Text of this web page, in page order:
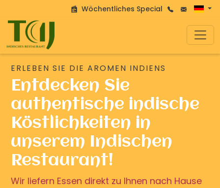
Wöchentliches Special
ERLEBEN SIE DIE AROMEN INDIENS
Entdecken Sie
authentische indische
Köstlichkeiten in
unserem Indischen
Restaurant!
Wir liefern Essen direkt zu Ihnen nach Hause